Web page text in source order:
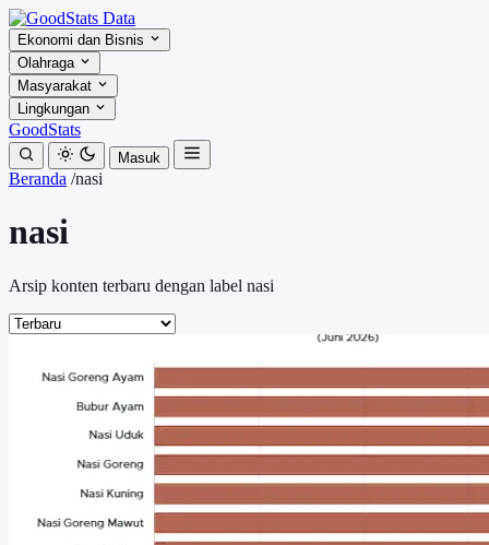
Ekonomi dan Bisnis
Olahraga
Masyarakat
Lingkungan
GoodStats
Masuk
Beranda /nasi
nasi
Arsip konten terbaru dengan label nasi